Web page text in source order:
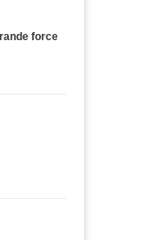
force